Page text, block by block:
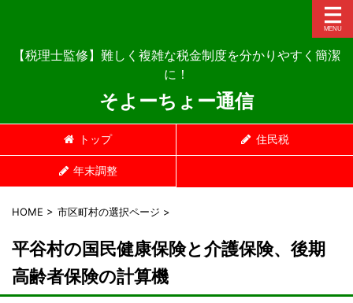
【税理士監修】難しく複雑な税金制度を分かりやすく簡潔
に！
そよーちょー通信
トップ 住民税
年末調整
HOME > 市区町村の選択ページ >
平谷村の国民健康保険と介護保険、後期
高齢者保険の計算機